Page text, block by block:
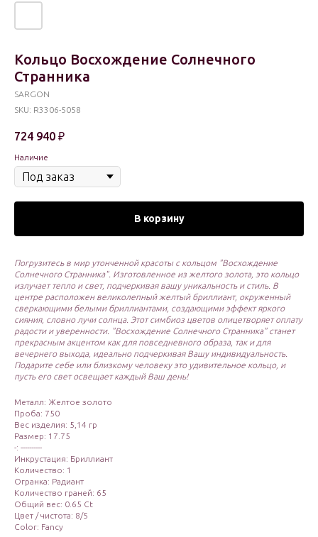
Кольцо Восхождение Солнечного
Странника
SARGON
SKU: R3306-5058
724 940 ₽
Наличие
В корзину
Погрузитесь в мир утонченной красоты с кольцом "Восхождение
Солнечного Странника". Изготовленное из желтого золота, это кольцо
излучает тепло и свет, подчеркивая вашу уникальность и стиль. В
центре расположен великолепный желтый бриллиант, окруженный
сверкающими белыми бриллиантами, создающими эффект яркого
сияния, словно лучи солнца. Этот симбиоз цветов олицетворяет оплату
радости и уверенности. "Восхождение Солнечного Странника" станет
прекрасным акцентом как для повседневного образа, так и для
вечернего выхода, идеально подчеркивая Вашу индивидуальность.
Подарите себе или близкому человеку это удивительное кольцо, и
пусть его свет освещает каждый Ваш день!
Металл: Желтое золото
Проба: 750
Вес изделия: 5,14 гр
Размер: 17.75
-: ----------
Инкрустация: Бриллиант
Количество: 1
Огранка: Радиант
Количество граней: 65
Общий вес: 0.65 Ct
Цвет / чистота: 8/5
Color: Fancy